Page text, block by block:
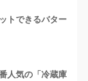
トできるバター
人気の「冷蔵庫